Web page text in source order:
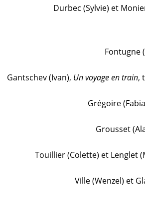
Durbec (Sylvie) et
Fontugne
Gantschev (Ivan), Un voyage en train,
Grégoire
Grousset
Touillier (Colette) et Lenglet
Ville (Wenzel) et